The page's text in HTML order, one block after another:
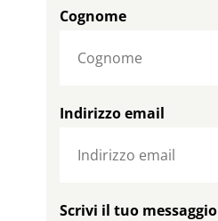
Cognome
Indirizzo email
Scrivi il tuo messaggio